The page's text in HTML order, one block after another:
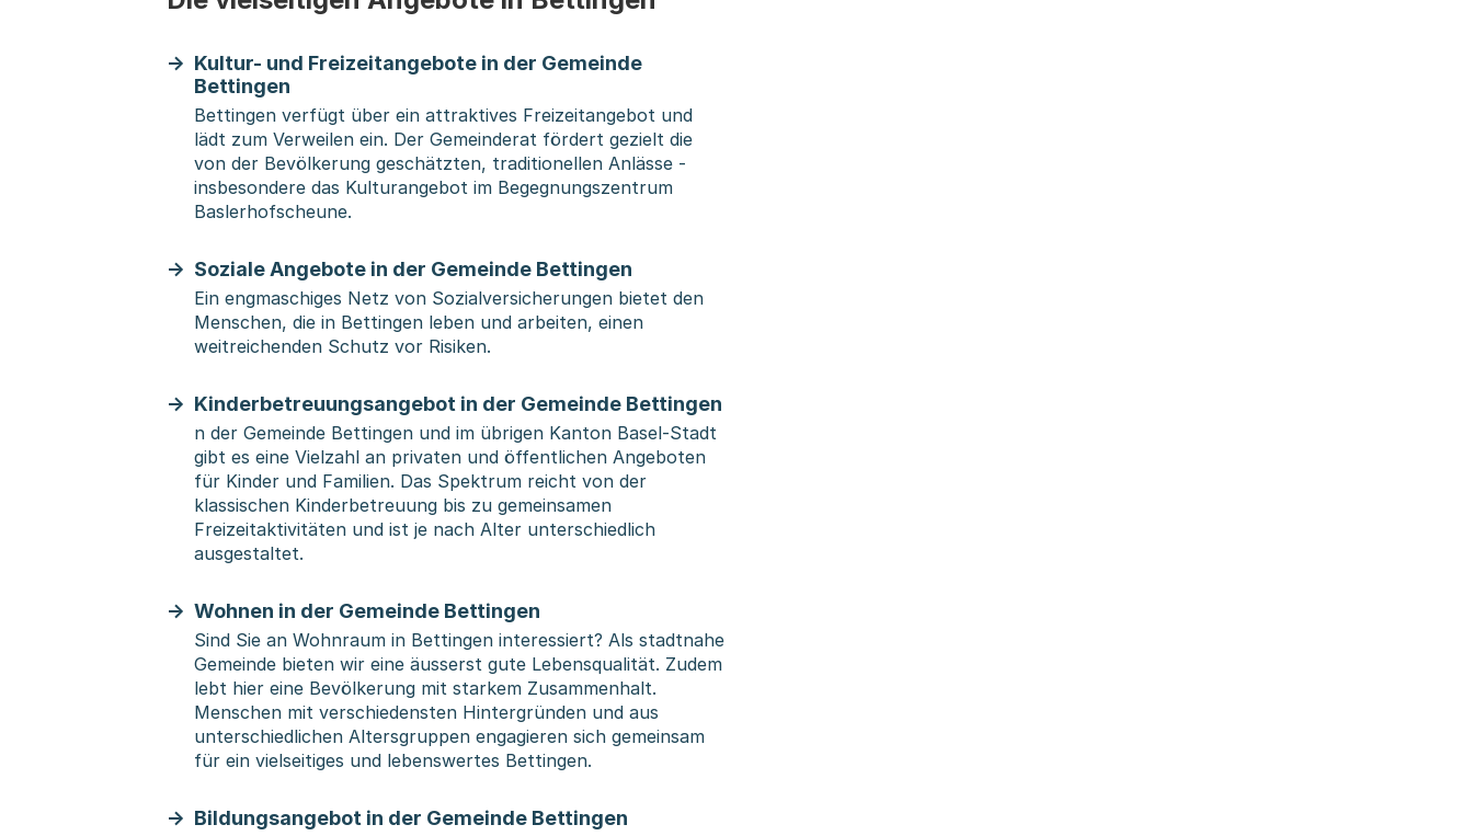
Kultur- und Freizeitangebote in der Gemeinde
Bettingen
Bettingen verfügt über ein attraktives Freizeitangebot und
lädt zum Verweilen ein. Der Gemeinderat fördert gezielt die
von der Bevölkerung geschätzten, traditionellen Anlässe -
insbesondere das Kulturangebot im Begegnungszentrum
Baslerhofscheune.
Soziale Angebote in der Gemeinde Bettingen
Ein engmaschiges Netz von Sozialversicherungen bietet den
Menschen, die in Bettingen leben und arbeiten, einen
weitreichenden Schutz vor Risiken.
Kinderbetreuungsangebot in der Gemeinde Bettingen
n der Gemeinde Bettingen und im übrigen Kanton Basel-Stadt
gibt es eine Vielzahl an privaten und öffentlichen Angeboten
für Kinder und Familien. Das Spektrum reicht von der
klassischen Kinderbetreuung bis zu gemeinsamen
Freizeitaktivitäten und ist je nach Alter unterschiedlich
ausgestaltet.
Wohnen in der Gemeinde Bettingen
Sind Sie an Wohnraum in Bettingen interessiert? Als stadtnahe
Gemeinde bieten wir eine äusserst gute Lebensqualität. Zudem
lebt hier eine Bevölkerung mit starkem Zusammenhalt.
Menschen mit verschiedensten Hintergründen und aus
unterschiedlichen Altersgruppen engagieren sich gemeinsam
für ein vielseitiges und lebenswertes Bettingen.
Bildungsangebot in der Gemeinde Bettingen